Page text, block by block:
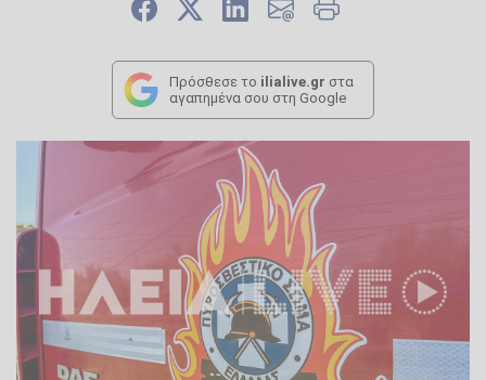
Πρόσθεσε το ilialive.gr στα
αγαπημένα σου στη Google